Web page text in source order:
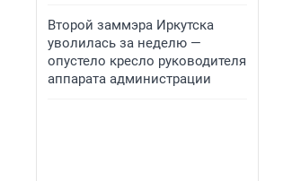
Второй заммэра Иркутска
уволилась за неделю —
опустело кресло руководителя
аппарата администрации